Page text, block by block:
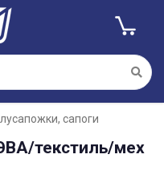
сапоги
текстиль/мех